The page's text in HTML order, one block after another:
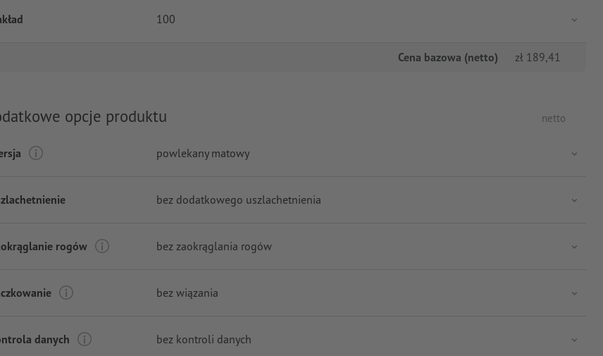
100
Cena bazowa (netto) zł 189,41
opcje produktu netto
powlekany matowy
bez dodatkowego uszlachetnienia
rogów bez zaokrąglania rogów
bez wiązania
danych bez kontroli danych